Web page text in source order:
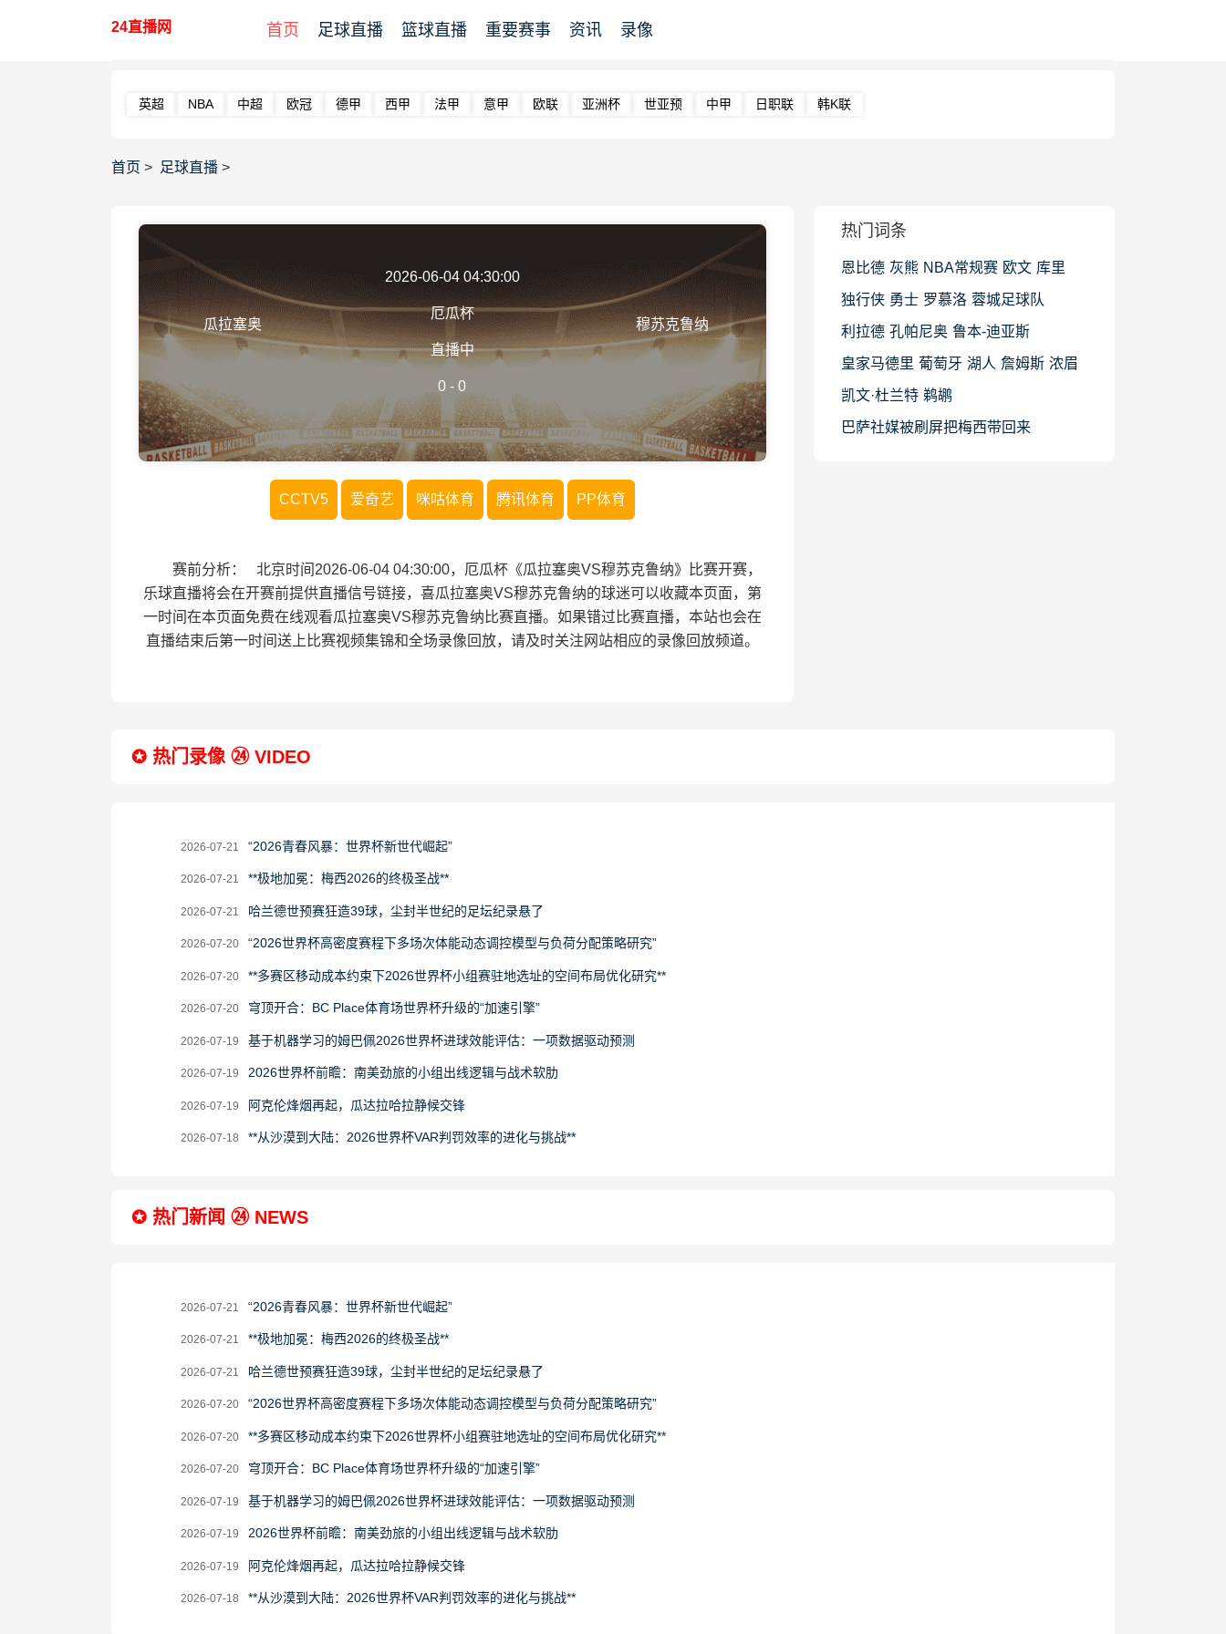
24直播网 首页 足球直播 篮球直播 重要赛事 资讯 录像
英超 NBA 中超 欧冠 德甲 西甲 法甲 意甲 欧联 亚洲杯 世亚预 中甲 日职联 韩K联
首页 > 足球直播 >
瓜拉塞奥
2026-06-04 04:30:00
厄瓜杯
直播中
0 -0
穆苏克鲁纳
CCTV5 爱奇艺 咪咕体育 腾讯体育 PP体育
赛前分析： 北京时间2026-06-04 04:30:00，厄瓜杯《瓜拉塞奥VS穆苏克鲁纳》比赛开赛，
乐球直播将会在开赛前提供直播信号链接，喜瓜拉塞奥VS穆苏克鲁纳的球迷可以收藏本页面，第
一时间在本页面免费在线观看瓜拉塞奥VS穆苏克鲁纳比赛直播。如果错过比赛直播，本站也会在
直播结束后第一时间送上比赛视频集锦和全场录像回放，请及时关注网站相应的录像回放频道。
热门词条
恩比德 灰熊 NBA常规赛 欧文 库里
独行侠 勇士 罗慕洛 蓉城足球队
利拉德 孔帕尼奥 鲁本-迪亚斯
皇家马德里 葡萄牙 湖人 詹姆斯 浓眉
凯文·杜兰特 鹈鹕
巴萨社媒被刷屏把梅西带回来
✪ 热门录像 ㉔ VIDEO
2026-
07-
21
2026-07-21 “2026青春风暴：世界杯新世代崛起”
2026-
07-
21
2026-07-21 **极地加冕：梅西2026的终极圣战**
2026-
07-
21
2026-07-21 哈兰德世预赛狂造39球，尘封半世纪的足坛纪录悬了
2026-
07-
20
2026-07-20 “2026世界杯高密度赛程下多场次体能动态调控模型与负荷分配策略研究”
2026-
07-
20
2026-07-20 **多赛区移动成本约束下2026世界杯小组赛驻地选址的空间布局优化研究**
2026-
07-
20
2026-07-20 穹顶开合：BC Place体育场世界杯升级的“加速引擎”
2026-
07-
19
2026-07-19 基于机器学习的姆巴佩2026世界杯进球效能评估：一项数据驱动预测
2026-
07-
19
2026-07-19 2026世界杯前瞻：南美劲旅的小组出线逻辑与战术软肋
2026-
07-
2026-07-19 阿克伦烽烟再起，瓜达拉哈拉静候交锋
2026-
2026-07-18 **从沙漠到大陆：2026世界杯VAR判罚效率的进化与挑战**
✪ 热门新闻 ㉔ NEWS
2026-
07-
21
2026-07-21 “2026青春风暴：世界杯新世代崛起”
2026-
07-
21
2026-07-21 **极地加冕：梅西2026的终极圣战**
2026-
07-
21
2026-07-21 哈兰德世预赛狂造39球，尘封半世纪的足坛纪录悬了
2026-
07-
20
2026-07-20 “2026世界杯高密度赛程下多场次体能动态调控模型与负荷分配策略研究”
2026-
07-
20
2026-07-20 **多赛区移动成本约束下2026世界杯小组赛驻地选址的空间布局优化研究**
2026-
07-
20
2026-07-20 穹顶开合：BC Place体育场世界杯升级的“加速引擎”
2026-
07-
19
2026-07-19 基于机器学习的姆巴佩2026世界杯进球效能评估：一项数据驱动预测
2026-
07-
19
2026-07-19 2026世界杯前瞻：南美劲旅的小组出线逻辑与战术软肋
2026-
07-
2026-07-19 阿克伦烽烟再起，瓜达拉哈拉静候交锋
2026-
2026-07-18 **从沙漠到大陆：2026世界杯VAR判罚效率的进化与挑战**